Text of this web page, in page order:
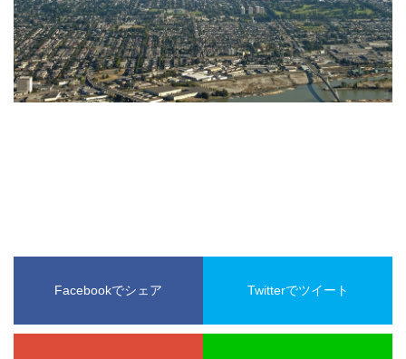
Facebookでシェア Twitterでツイート